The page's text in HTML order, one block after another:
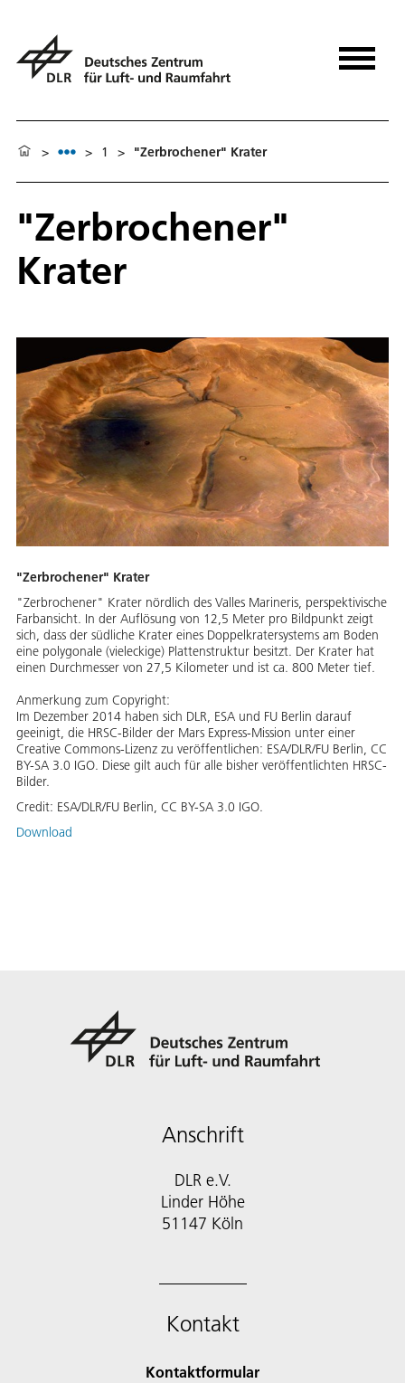
> > 1 > "Zerbrochener" Krater
"Zerbrochener"
Krater
"Zerbrochener" Krater
"Zerbrochener" Krater nördlich des Valles Marineris, perspektivische
Farbansicht. In der Auflösung von 12,5 Meter pro Bildpunkt zeigt
sich, dass der südliche Krater eines Doppelkratersystems am Boden
eine polygonale (vieleckige) Plattenstruktur besitzt. Der Krater hat
einen Durchmesser von 27,5 Kilometer und ist ca. 800 Meter tief.
Anmerkung zum Copyright:
Im Dezember 2014 haben sich DLR, ESA und FU Berlin darauf
geeinigt, die HRSC-Bilder der Mars Express-Mission unter einer
Creative Commons-Lizenz zu veröffentlichen: ESA/DLR/FU Berlin, CC
BY-SA 3.0 IGO. Diese gilt auch für alle bisher veröffentlichten HRSC-
Bilder.
Credit: ESA/DLR/FU Berlin, CC BY-SA 3.0 IGO.
Download
Anschrift
DLR e.V.
Linder Höhe
51147 Köln
Kontakt
Kontaktformular